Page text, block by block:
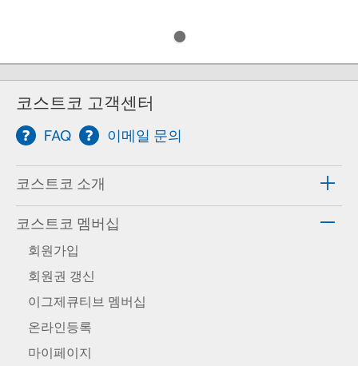
코스트코 고객센터
FAQ 이메일 문의
코스트코 소개
코스트코 멤버십
회원가입
회원권 갱신
이그제큐티브 멤버십
온라인등록
마이페이지